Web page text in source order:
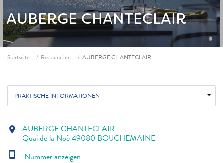
AUBERGE CHANTECLAIR
Fil d'ariane
Startseite Restauration AUBERGE CHANTECLAIR
PRAKTISCHE INFORMATIONEN
location_on AUBERGE CHANTECLAIR
Quai de la Noë 49080 BOUCHEMAINE
smartphone Nummer anzeigen